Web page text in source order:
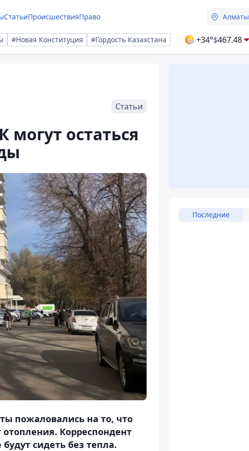
СтатьиПроисшествияПраво Алматы
#Новая Конституция #Гордость Казахстана +34°$467.48
Статьи
остаться
пожаловались на то, что
Корреспондент
сидеть без тепла.
Последние